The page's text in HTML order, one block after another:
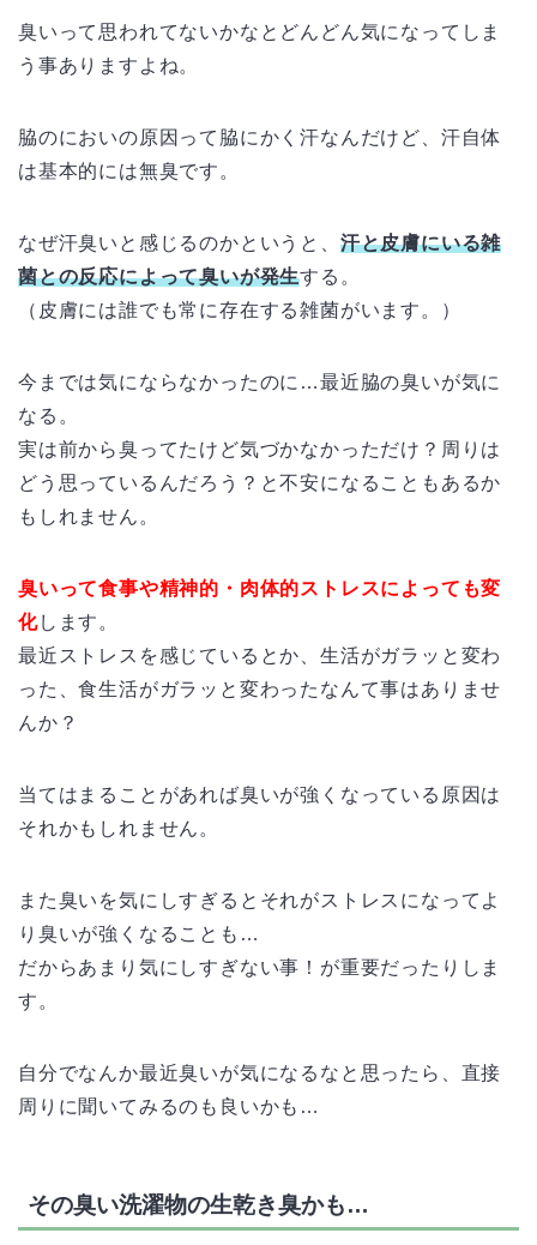
臭いって思われてないかなとどんどん気になってしま
う事ありますよね。
脇のにおいの原因って脇にかく汗なんだけど、汗自体
は基本的には無臭です。
なぜ汗臭いと感じるのかというと、 汗と皮膚にいる雑
菌との反応によって臭いが発生する。
（皮膚には誰でも常に存在する雑菌がいます。）
今までは気にならなかったのに…最近脇の臭いが気に
なる。
実は前から臭ってたけど気づかなかっただけ？周りは
どう思っているんだろう？と不安になることもあるか
もしれません。
臭いって食事や精神的・肉体的ストレスによっても変
化します。
最近ストレスを感じているとか、生活がガラッと変わ
った、食生活がガラッと変わったなんて事はありませ
んか？
当てはまることがあれば臭いが強くなっている原因は
それかもしれません。
また臭いを気にしすぎるとそれがストレスになってよ
り臭いが強くなることも…
だからあまり気にしすぎない事！が重要だったりしま
す。
自分でなんか最近臭いが気になるなと思ったら、直接
周りに聞いてみるのも良いかも…
その臭い洗濯物の生乾き臭かも…